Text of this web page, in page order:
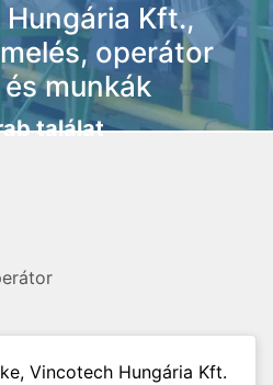
Kft.,
operátor
munkák
találat
Vincotech Hungária Kft.